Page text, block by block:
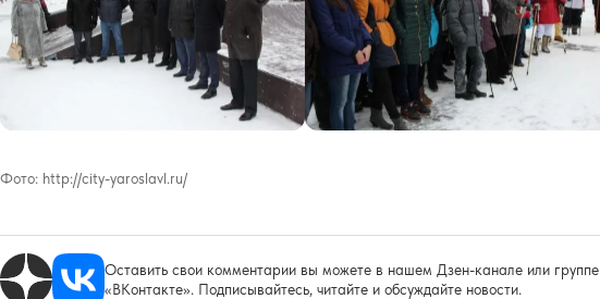
Фото: http://city-yaroslavl.ru/
Оставить свои комментарии вы можете в нашем Дзен-канале или группе
«ВКонтакте». Подписывайтесь, читайте и обсуждайте новости.